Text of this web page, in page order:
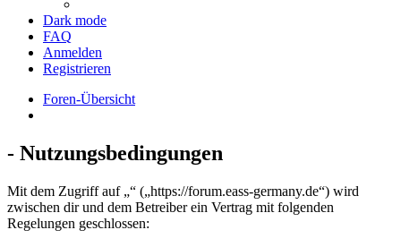
Dark mode
FAQ
Anmelden
Registrieren
Foren-Übersicht
- Nutzungsbedingungen
Mit dem Zugriff auf „“ („https://forum.eass-germany.de“) wird
zwischen dir und dem Betreiber ein Vertrag mit folgenden
Regelungen geschlossen: